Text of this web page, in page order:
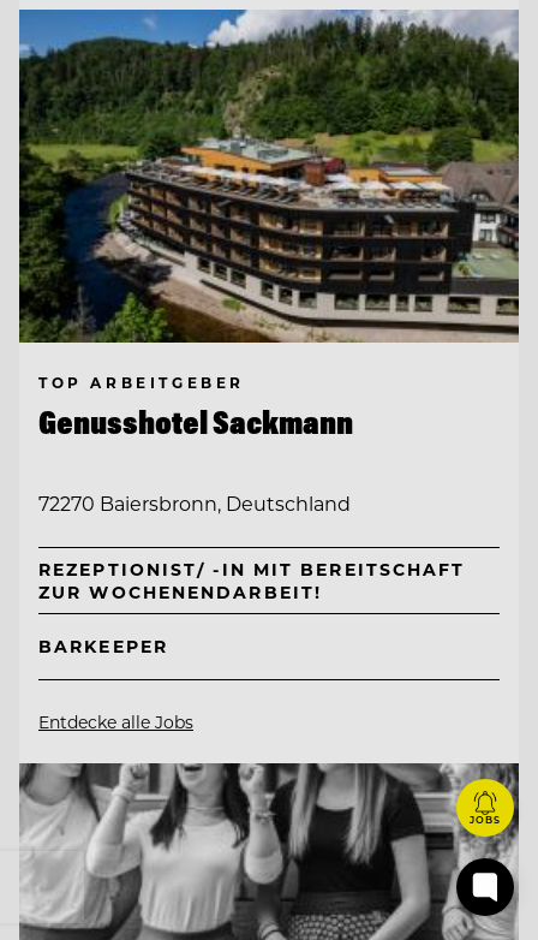
TOP ARBEITGEBER
Genusshotel Sackmann
72270 Baiersbronn, Deutschland
REZEPTIONIST/ -IN MIT BEREITSCHAFT
ZUR WOCHENENDARBEIT!
BARKEEPER
Entdecke alle Jobs
JOBS